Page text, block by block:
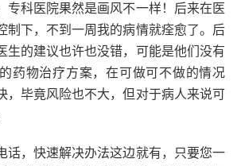
专科医院果然是画风不一样！后来在医
制下，不到一周我的病情就痊愈了。后
生的建议也许也没错，可能是他们没有
药物治疗方案，在可做可不做的情况
，毕竟风险也不大，但对于病人来说可
话，快速解决办法这边就有，只要您一